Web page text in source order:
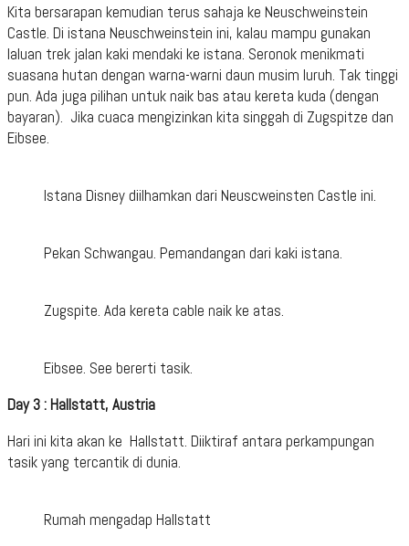
Kita bersarapan kemudian terus sahaja ke Neuschweinstein
Castle. Di istana Neuschweinstein ini, kalau mampu gunakan
laluan trek jalan kaki mendaki ke istana. Seronok menikmati
suasana hutan dengan warna-warni daun musim luruh. Tak tinggi
pun. Ada juga pilihan untuk naik bas atau kereta kuda (dengan
bayaran). Jika cuaca mengizinkan kita singgah di Zugspitze dan
Eibsee.
Istana Disney diilhamkan dari Neuscweinsten Castle ini.
Pekan Schwangau. Pemandangan dari kaki istana.
Zugspite. Ada kereta cable naik ke atas.
Eibsee. See bererti tasik.
Day 3 : Hallstatt, Austria
Hari ini kita akan ke Hallstatt. Diiktiraf antara perkampungan
tasik yang tercantik di dunia.
Rumah mengadap Hallstatt